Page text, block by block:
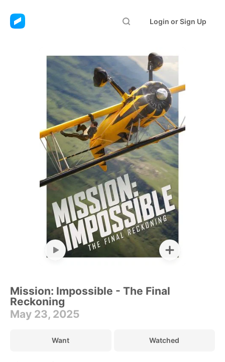
Login or Sign Up
Mission: Impossible -
The Final Reckoning
Mission: Impossible - The Final
Reckoning
May 23, 2025
Want Watched